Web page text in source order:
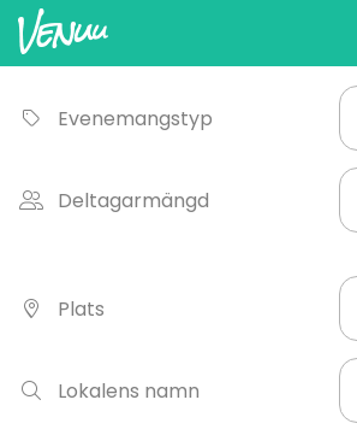
Evenemangstyp
Deltagarmängd
Plats
Lokalens namn